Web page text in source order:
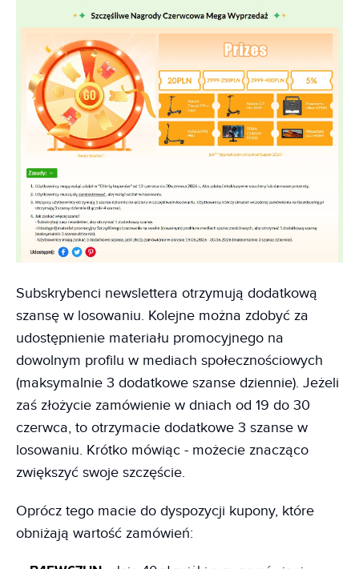
Subskrybenci newslettera otrzymują dodatkową
szansę w losowaniu. Kolejne można zdobyć za
udostępnienie materiału promocyjnego na
dowolnym profilu w mediach społecznościowych
(maksymalnie 3 dodatkowe szanse dziennie). Jeżeli
zaś złożycie zamówienie w dniach od 19 do 30
czerwca, to otrzymacie dodatkowe 3 szanse w
losowaniu. Krótko mówiąc - możecie znacząco
zwiększyć swoje szczęście.
Oprócz tego macie do dyspozycji kupony, które
obniżają wartość zamówień: